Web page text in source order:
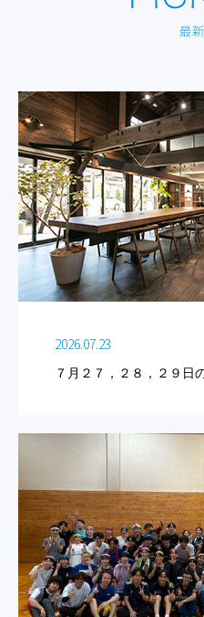
2026.07.23
７月２７，２８，２９日